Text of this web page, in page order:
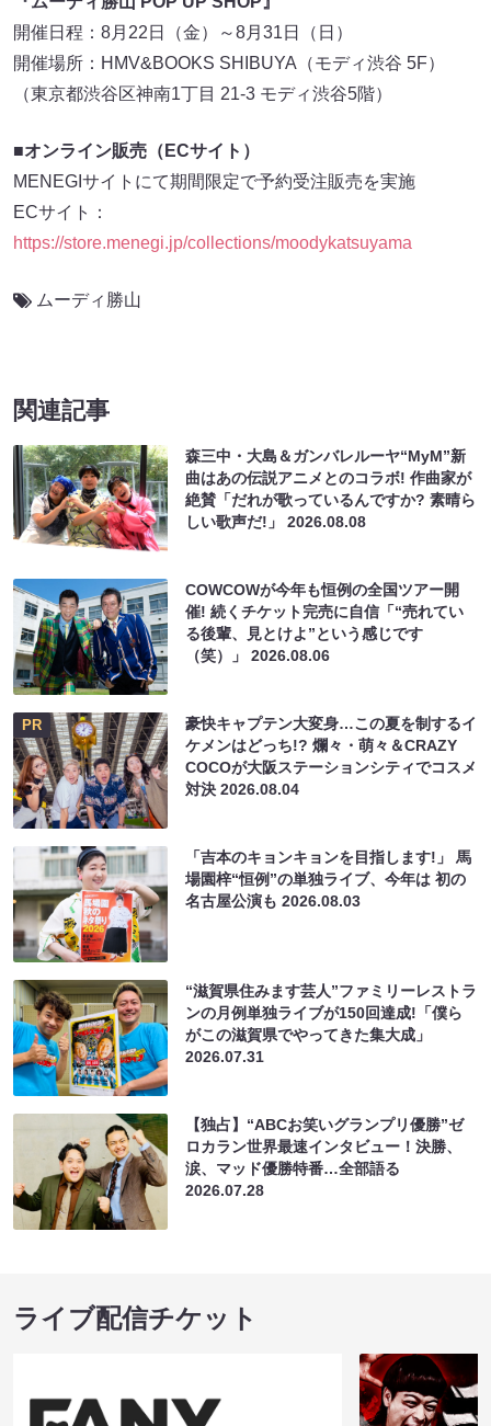
開催日程：8月22日（金）～8月31日（日）
開催場所：HMV&BOOKS SHIBUYA（モディ渋谷 5F）
（東京都渋谷区神南1丁目 21-3 モディ渋谷5階）
■オンライン販売（ECサイト）
MENEGIサイトにて期間限定で予約受注販売を実施
ECサイト：
https://store.menegi.jp/collections/moodykatsuyama
ムーディ勝山
関連記事
森三中・大島＆ガンバレルーヤ“MyM”新
曲はあの伝説アニメとのコラボ! 作曲家が
絶賛「だれが歌っているんですか? 素晴ら
しい歌声だ!」2026.08.08
COWCOWが今年も恒例の全国ツアー開
催! 続くチケット完売に自信「“売れてい
る後輩、見とけよ”という感じです
（笑）」2026.08.06
PR
豪快キャプテン大変身…この夏を制するイ
ケメンはどっち!? 爛々・萌々＆CRAZY
COCOが大阪ステーションシティでコスメ
対決2026.08.04
「吉本のキョンキョンを目指します!」 馬
場園梓“恒例”の単独ライブ、今年は 初の
名古屋公演も2026.08.03
“滋賀県住みます芸人”ファミリーレストラ
ンの月例単独ライブが150回達成!「僕ら
がこの滋賀県でやってきた集大成」
2026.07.31
【独占】“ABCお笑いグランプリ優勝”ゼ
ロカラン世界最速インタビュー！決勝、
涙、マッド優勝特番…全部語る
2026.07.28
ライブ配信チケット